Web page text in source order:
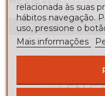
Seja o primeiro a
relacionada às suas
hábitos navegação.
uso, pressione o
Mais informações